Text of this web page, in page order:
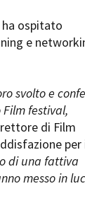
Elenco
ha ospitato
e
svolto e
festival,
di Film
per
di una fattiva
messo in